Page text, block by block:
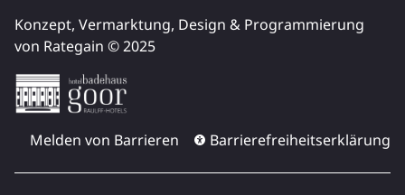
Konzept, Vermarktung, Design & Programmierung
von Rategain © 2025
Melden von Barrieren Barrierefreiheitserklärung